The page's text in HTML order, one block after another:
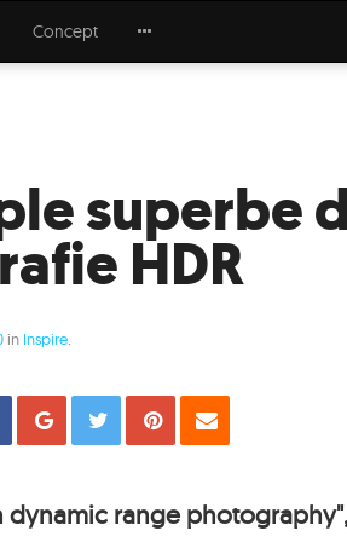
Concept
superbe
HDR
in Inspire
Distribuie
Tweet Pin
dynamic range